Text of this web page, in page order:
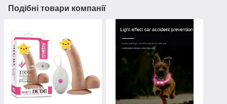
Подібні товари компанії